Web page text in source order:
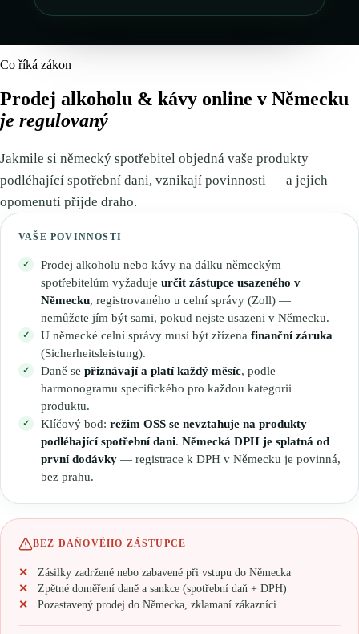
🇲🇹 Malta
🇩🇪 Německo
🇳🇴 Norsko
🇵🇱 Polsko
🇵🇹 Portugalsko
🇪🇱 Řecko
🇸🇮 Slovinsko
🇬🇧 Spojené království
🇪🇸 Španělsko
🇸🇪 Švédsko
🇨🇭 Švýcarsko
Daňový zástupce pro Amazon s Eurofiscalis
🇭🇺
🇲🇹 Malta
🇳🇱 Nizozemsko
🇵🇱 Polsko
🇷🇴 Rumunsko
🇪🇱 Řecko
🇸🇰 Slovensko
🇸🇮 Slovinsko
🇬🇧 Spojené království
🇪🇸 Španělsko
Co říká zákon
Prodej alkoholu & kávy online v Německu
je regulovaný
Jakmile si německý spotřebitel objedná vaše produkty
podléhající spotřební dani, vznikají povinnosti — a jejich
opomenutí přijde draho.
VAŠE POVINNOSTI
Prodej alkoholu nebo kávy na dálku německým
spotřebitelům vyžaduje určit zástupce usazeného v
Německu, registrovaného u celní správy (Zoll) —
nemůžete jím být sami, pokud nejste usazeni v Německu.
U německé celní správy musí být zřízena finanční záruka
(Sicherheitsleistung).
Daně se přiznávají a platí každý měsíc, podle
harmonogramu specifického pro každou kategorii
produktu.
Klíčový bod: režim OSS se nevztahuje na produkty
podléhající spotřební dani. Německá DPH je splatná od
první dodávky — registrace k DPH v Německu je povinná,
bez prahu.
BEZ DAŇOVÉHO ZÁSTUPCE
Zásilky zadržené nebo zabavené při vstupu do Německa
Zpětné doměření daně a sankce (spotřební daň + DPH)
Pozastavený prodej do Německa, zklamaní zákazníci